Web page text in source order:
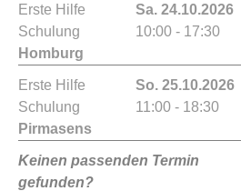
Erste Hilfe
Schulung
Homburg
Sa. 24.10.2026
10:00 - 17:30
Erste Hilfe
Schulung
Pirmasens
So. 25.10.2026
11:00 - 18:30
Keinen passenden Termin
gefunden?